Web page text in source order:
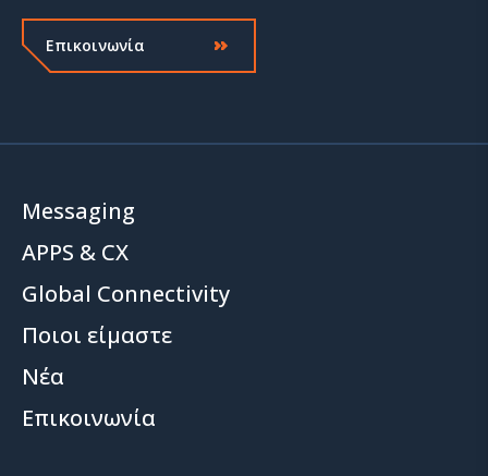
Επικοινωνία
Messaging
APPS & CX
Global Connectivity
Ποιοι είμαστε
Νέα
Επικοινωνία